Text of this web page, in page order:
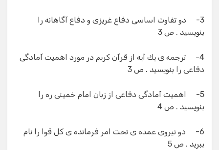
3- دو تفاوت اساسی دفاع غریزی و دفاع آگاهانه را
بنویسید . ص 3
4- ترجمه ی یك آیه از قرآن كریم در مورد اهمیت آمادگی
دفاعی را بنویسید . ص 3
5- اهمیت آمادگی دفاعی از زبان امام خمینی ره را
بنویسید . ص 4
6- دو نیروی عمده ی تحت امر فرمانده ی كل قوا را نام
ببرید . ص 5